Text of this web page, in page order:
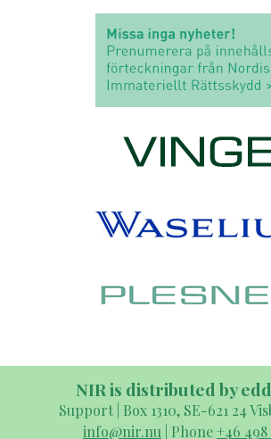
NIR is distributed by
Support | Box 1310, SE-621 24
info@nir.nu | Phone+46 498